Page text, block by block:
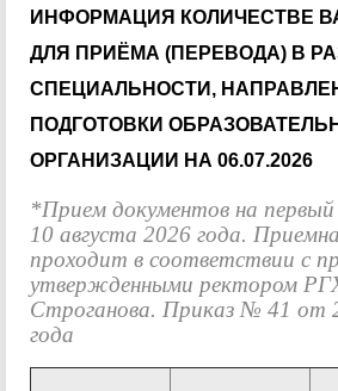
ИНФОРМАЦИЯ КОЛИЧЕСТВЕ
ДЛЯ ПРИЁМА (ПЕРЕВОДА) В
СПЕЦИАЛЬНОСТИ,
ПОДГОТОВКИ
ОРГАНИЗАЦИИ НА 06.07.2026
*Прием документов на
10 августа 2026 года.
проходит в соответствии с
утвержденными ректором
Строганова. Приказ № 41 от
года